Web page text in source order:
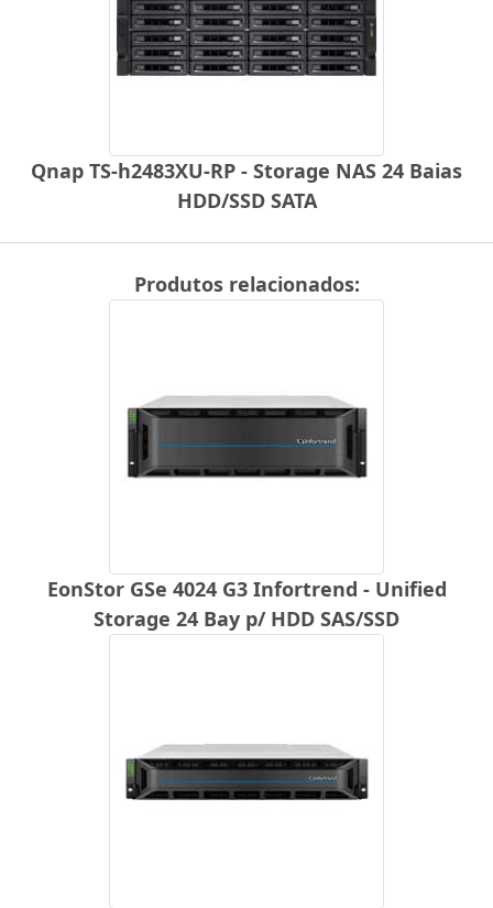
Qnap TS-h2483XU-RP - Storage NAS 24 Baias
HDD/SSD SATA
Produtos relacionados:
EonStor GSe 4024 G3 Infortrend - Unified
Storage 24 Bay p/ HDD SAS/SSD